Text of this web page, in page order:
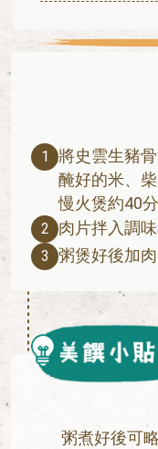
1
將史雲生豬
醃好的米、
慢火煲約40
2 肉片拌入調
3 粥煲好後加
粥煮好後可